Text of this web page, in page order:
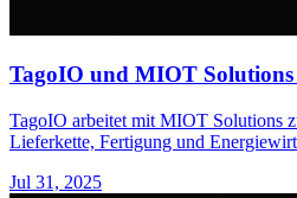
TagoIO und MIOT
TagoIO arbeitet mit MIOT Solutions
Lieferkette, Fertigung und
Jul 31, 2025